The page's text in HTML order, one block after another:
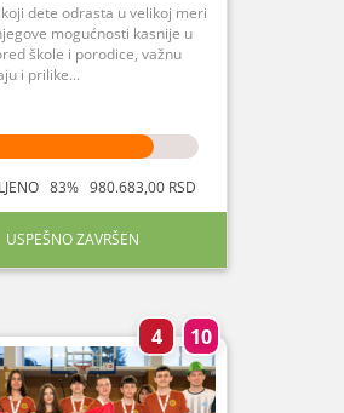
dete odrasta u velikoj meri
mogućnosti kasnije u
škole i porodice, važnu
i prilike...
83% 980.683,00 RSD
USPEŠNO ZAVRŠEN
4 10